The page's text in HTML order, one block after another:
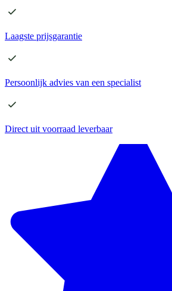
Laagste prijsgarantie
Persoonlijk advies van een specialist
Direct uit voorraad leverbaar